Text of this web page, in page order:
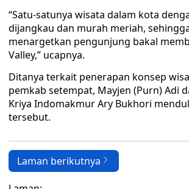
“Satu-satunya wisata dalam kota
dijangkau dan murah meriah,
menargetkan pengunjung bakal
Valley,” ucapnya.
Ditanya terkait penerapan konsep
pemkab setempat, Mayjen (Purn) Adi
Kriya Indomakmur Ary Bukhori
tersebut.
Laman berikutnya